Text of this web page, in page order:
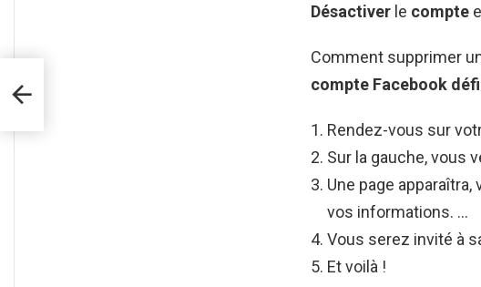
Désactiver le compte
Comment supprimer
compte Facebook
Rendez-vous sur
Sur la gauche, vous
Une page
vos informations. …
Vous serez invité à
Et voilà !